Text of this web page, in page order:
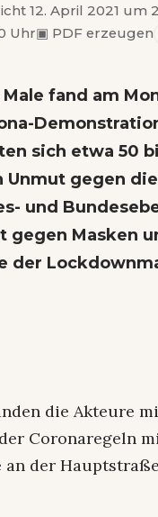
12. April 2021 um
Uhr▣ PDF erzeugen
fand am
sich etwa 50
Unmut gegen
und
gegen Masken
der
die Akteure
Coronaregeln
der